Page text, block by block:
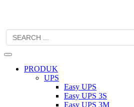
PRODUK
UPS
Easy UPS
Easy UPS 3S
Easy UPS 3M